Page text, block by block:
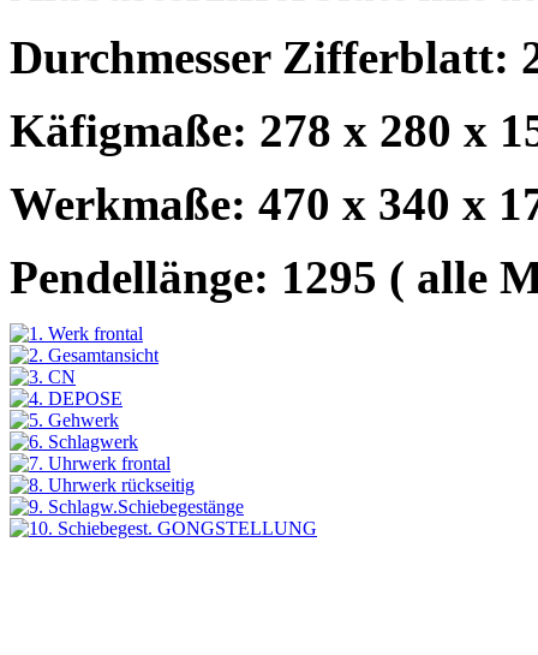
Durchmesser Zifferblatt:
Käfigmaße: 278 x 280 x
Werkmaße: 470 x 340 x
Pendellänge: 1295 ( alle